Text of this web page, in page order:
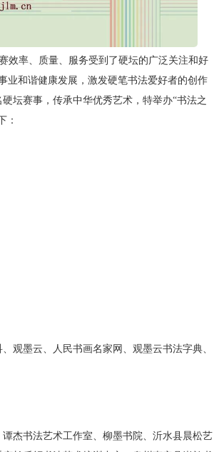
率、质量、服务受到了硬坛的广泛关注和好
业和谐健康发展，激发硬笔书法爱好者的创作
坛赛事，传承中华优秀艺术，特举办“书法之
：
观墨云、人民书画名家网、观墨云书法字典、
杰书法艺术工作室、柳墨书院、沂水县晨松艺